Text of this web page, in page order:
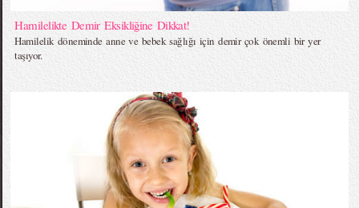
Hamilelikte Demir Eksikliğine Dikkat!
Hamilelik döneminde anne ve bebek sağlığı için demir çok önemli bir yer
taşıyor.